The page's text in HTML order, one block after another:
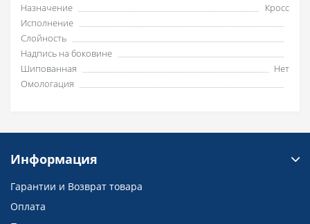
Назначение
Кросс
Исполнение
Слойность
Надпись на боковине
Шипованная
Нет
Омологация
Информация
Гарантии и Возврат товара
Оплата